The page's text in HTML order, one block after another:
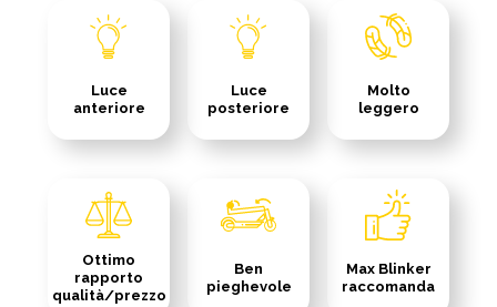
Luce
anteriore
Luce
posteriore
Molto
leggero
Ottimo
rapporto
qualità/prezzo
Ben
pieghevole
Max Blinker
raccomanda